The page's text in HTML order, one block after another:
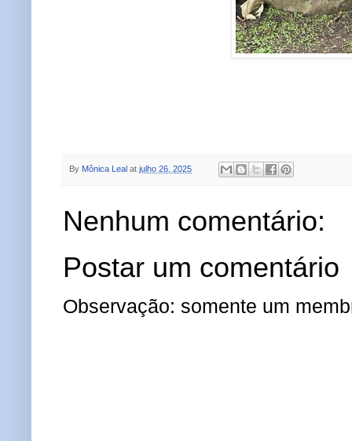
By Mônica Leal at julho 26, 2025
Nenhum comentário:
Postar um comentário
Observação: somente um